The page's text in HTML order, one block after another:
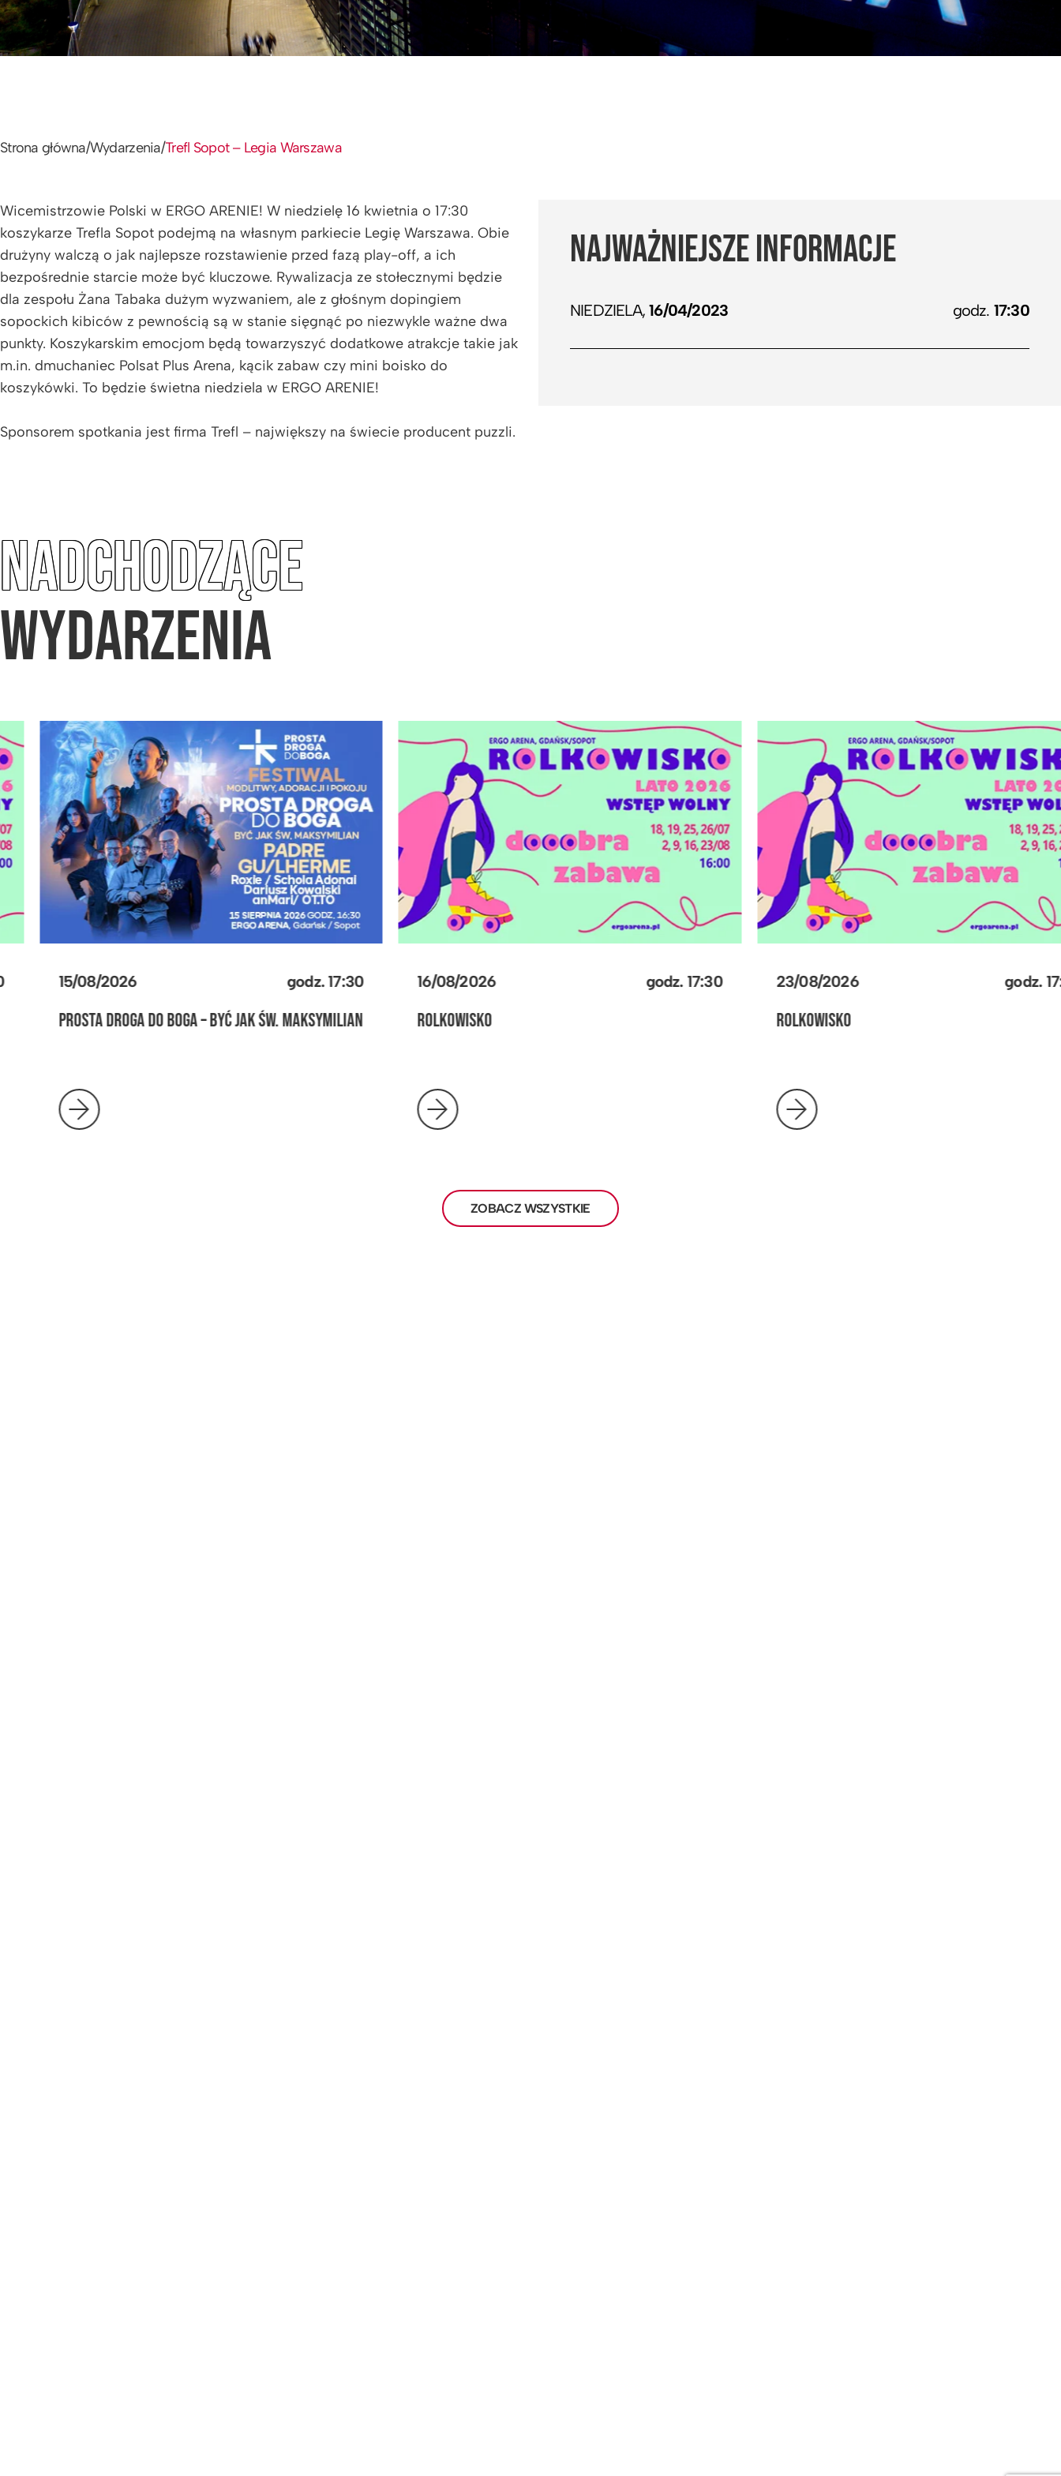
Strona główna/Wydarzenia/Trefl Sopot – Legia Warszawa
Wicemistrzowie Polski w ERGO ARENIE! W niedzielę 16 kwietnia o 17:30
koszykarze Trefla Sopot podejmą na własnym parkiecie Legię Warszawa. Obie
drużyny walczą o jak najlepsze rozstawienie przed fazą play-off, a ich
bezpośrednie starcie może być kluczowe. Rywalizacja ze stołecznymi będzie
dla zespołu Żana Tabaka dużym wyzwaniem, ale z głośnym dopingiem
sopockich kibiców z pewnością są w stanie sięgnąć po niezwykle ważne dwa
punkty. Koszykarskim emocjom będą towarzyszyć dodatkowe atrakcje takie jak
m.in. dmuchaniec Polsat Plus Arena, kącik zabaw czy mini boisko do
koszykówki. To będzie świetna niedziela w ERGO ARENIE!
Sponsorem spotkania jest firma Trefl – największy na świecie producent puzzli.
NAJWAŻNIEJSZE INFORMACJE
NIEDZIELA, 16/04/2023 godz. 17:30
NADCHODZĄCE
WYDARZENIA
23/08/2026 godz.17:30
ROLKOWISKO
30/08/2026 godz.17:30
MECZ REPREZENTACJI POLSKI KOSZYKARZY
05/09/2026 godz.17:30
MECZ TOWARZYSKI REPREZENTACJI POLSKI
ZOBACZ WSZYSTKIE